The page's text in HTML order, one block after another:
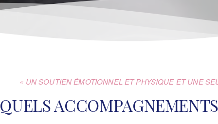
« UN SOUTIEN ÉMOTIONNEL ET PHYSIQUE ET UNE
QUELS